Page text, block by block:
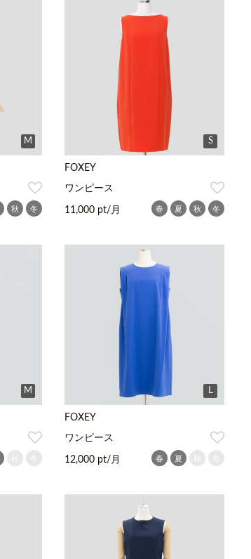
M
秋 冬
S
FOXEY
ワンピース
11,000 pt/月 春 夏 秋 冬
M L
FOXEY
ワンピース
12,000 pt/月 春 夏